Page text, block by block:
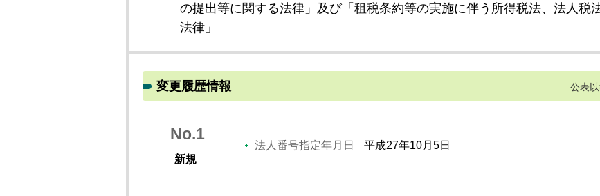
の提出等に関する法律」及び「租税条約等の実施に伴う所得税法、法人税
法律」
変更履歴情報 公表
No.1
新規
法人番号指定年月日 平成27年10月5日